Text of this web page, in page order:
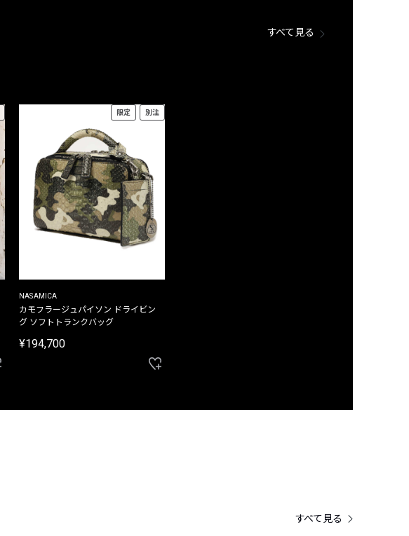
すべて見る
限定 別注
NASAMICA
カモフラージュパイソン ドライビン
グ ソフトトランクバッグ
¥194,700
すべて見る